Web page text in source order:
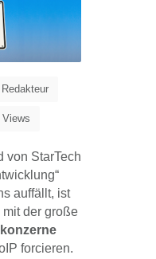
Redakteur
Views
von StarTech
auffällt, ist
mit der große
forcieren.